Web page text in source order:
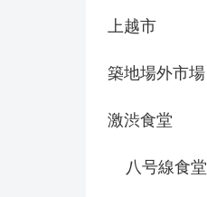
上越市
築地場外市場
激渋食堂
八号線食堂